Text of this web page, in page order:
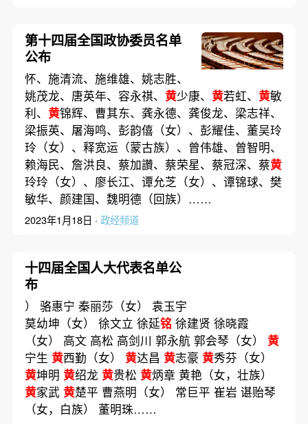
第十四届全国政协委员名单
公布
怀、施清流、施维雄、姚志胜、
姚茂龙、唐英年、容永祺、 黄少康、 黄若虹、 黄敏
利、 黄锦辉、曹其东、龚永德、龚俊龙、梁志祥、
梁振英、屠海鸣、彭韵僖（女）、彭耀佳、董吴玲
玲（女）、释宽运（蒙古族）、曾伟雄、曾智明、
赖海民、詹洪良、蔡加讚、蔡荣星、蔡冠深、蔡黄
玲玲（女）、廖长江、谭允芝（女）、谭锦球、樊
敏华、颜建国、魏明德（回族）……
2023年1月18日 · 政经频道
十四届全国人大代表名单公
布
） 骆惠宁 秦丽莎（女） 袁玉宇
莫幼坤（女） 徐文立 徐延铭 徐建贤 徐晓霞
（女） 高文 高松 高剑川 郭永航 郭会琴（女） 黄
宁生 黄西勤（女） 黄达昌 黄志豪 黄秀芬（女）
黄坤明 黄绍龙 黄贵松 黄炳章 黄艳（女，壮族）
黄家武 黄楚平 曹燕明（女） 常巨平 崔岩 谌贻琴
（女，白族） 董明珠……